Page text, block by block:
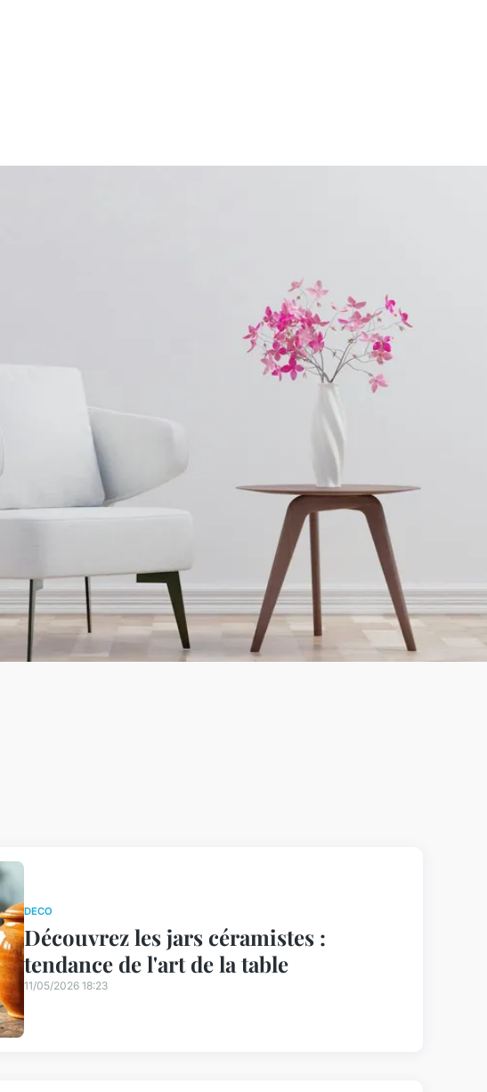
DECO
Découvrez les jars céramistes :
tendance de l'art de la table
11/05/2026 18:23